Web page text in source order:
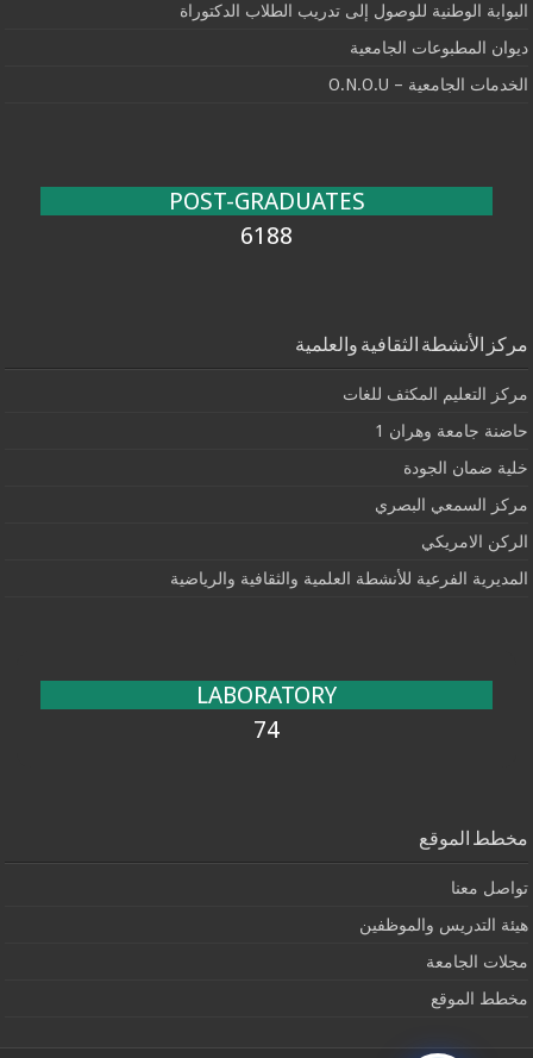
البوابة الوطنية للوصول إلى تدريب الطلاب الدكتوراة
ديوان المطبوعات الجامعية
الخدمات الجامعية – O.N.O.U
POST-GRADUATES
6188
مركز الأنشطة الثقافية والعلمية
مركز التعليم المكثف للغات
حاضنة جامعة وهران 1
خلية ضمان الجودة
مركز السمعي البصري
الركن الامريكي
المديرية الفرعية للأنشطة العلمية والثقافية والرياضية
LABORATORY
74
مخطط الموقع
تواصل معنا
هيئة التدريس والموظفين
مجلات الجامعة
مخطط الموقع